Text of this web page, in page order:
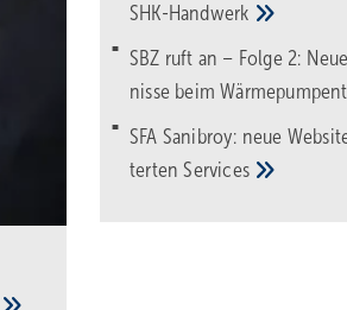
SHK-Handwerk
SBZ ruft an – Folge 2:
nisse beim
SFA Sanibroy: neue
tertenServices